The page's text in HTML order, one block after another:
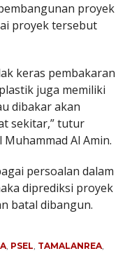
proyek
proyek tersebut
keras pembakaran
juga memiliki
dibakar akan
sekitar,” tutur
Al Amin.
persoalan dalam
diprediksi proyek
batal dibangun.
, PSEL, TAMALANREA,